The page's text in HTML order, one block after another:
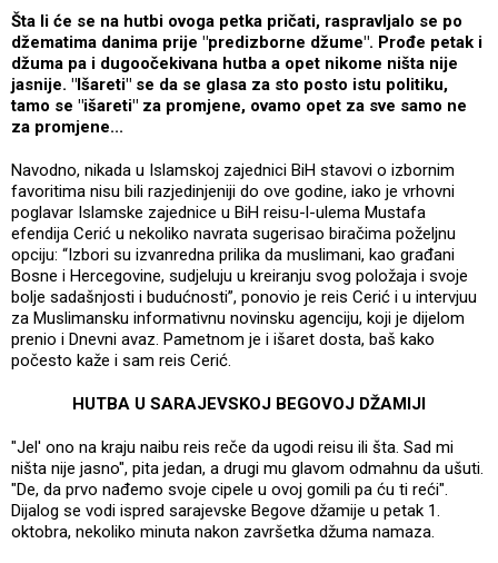
Šta li će se na hutbi ovoga petka pričati, raspravljalo se po
džematima danima prije "predizborne džume". Prođe petak i
džuma pa i dugoočekivana hutba a opet nikome ništa nije
jasnije. "Išareti" se da se glasa za sto posto istu politiku,
tamo se "išareti" za promjene, ovamo opet za sve samo ne
za promjene...
Navodno, nikada u Islamskoj zajednici BiH stavovi o izbornim
favoritima nisu bili razjedinjeniji do ove godine, iako je vrhovni
poglavar Islamske zajednice u BiH reisu-l-ulema Mustafa
efendija Cerić u nekoliko navrata sugerisao biračima poželjnu
opciju: “Izbori su izvanredna prilika da muslimani, kao građani
Bosne i Hercegovine, sudjeluju u kreiranju svog položaja i svoje
bolje sadašnjosti i budućnosti”, ponovio je reis Cerić i u intervjuu
za Muslimansku informativnu novinsku agenciju, koji je dijelom
prenio i Dnevni avaz. Pametnom je i išaret dosta, baš kako
počesto kaže i sam reis Cerić.
HUTBA U SARAJEVSKOJ BEGOVOJ DŽAMIJI
"Jel' ono na kraju naibu reis reče da ugodi reisu ili šta. Sad mi
ništa nije jasno", pita jedan, a drugi mu glavom odmahnu da ušuti.
"De, da prvo nađemo svoje cipele u ovoj gomili pa ću ti reći".
Dijalog se vodi ispred sarajevske Begove džamije u petak 1.
oktobra, nekoliko minuta nakon završetka džuma namaza.